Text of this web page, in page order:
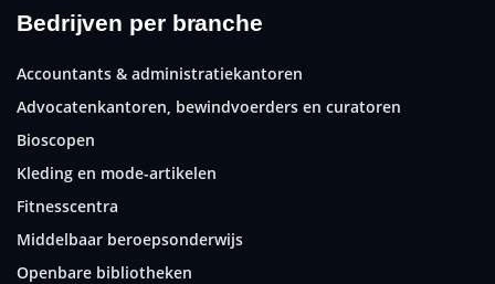
Bedrijven per branche
Accountants & administratiekantoren
Advocatenkantoren, bewindvoerders en curatoren
Bioscopen
Kleding en mode-artikelen
Fitnesscentra
Middelbaar beroepsonderwijs
Openbare bibliotheken